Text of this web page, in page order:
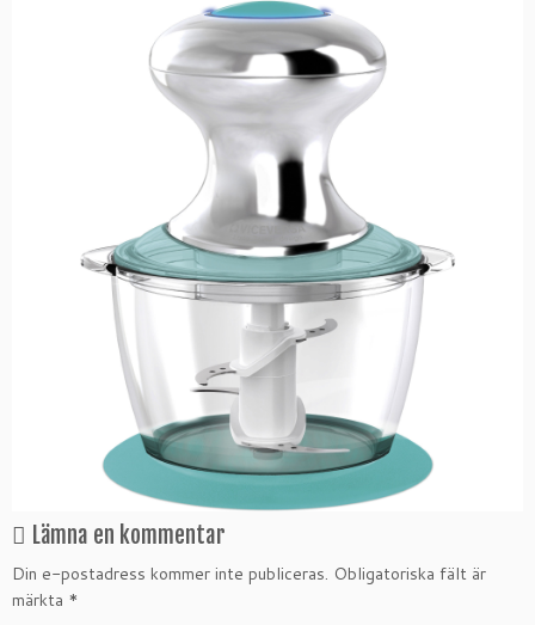
Lämna en kommentar
Din e-postadress kommer inte publiceras. Obligatoriska fält är
märkta *